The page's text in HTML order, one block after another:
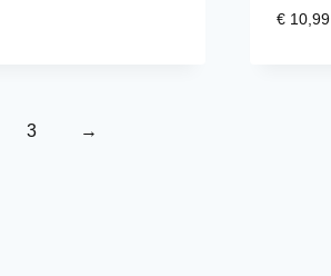
€10,99
3 →